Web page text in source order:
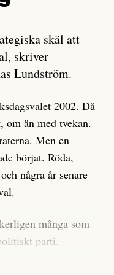
påstår, ”vad som
bidrar bara till
inte ett enda bevis
Det som läsaren
politiska åsikter
innehåll på sina
inte förstår sig
tydligen finns
säger saker som
på personen,
för att hänga ut
skäl att
skriver
Lundström.
2002. Då
om än med tvekan.
Men en
börjat. Röda,
några år senare
många som
parti.